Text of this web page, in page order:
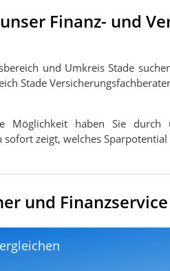
Finanz- und
und Umkreis Stade
Stade
Möglichkeit haben Sie
sofort zeigt, welches
und